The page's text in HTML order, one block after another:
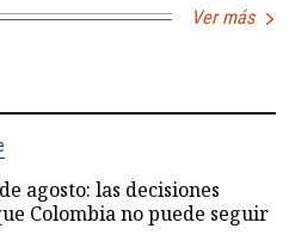
Ver más
agosto: las decisiones
Colombia no puede seguir